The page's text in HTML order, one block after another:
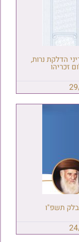
שבת: דיני הדלקת נרות,
זכריהו
תשפ"ו